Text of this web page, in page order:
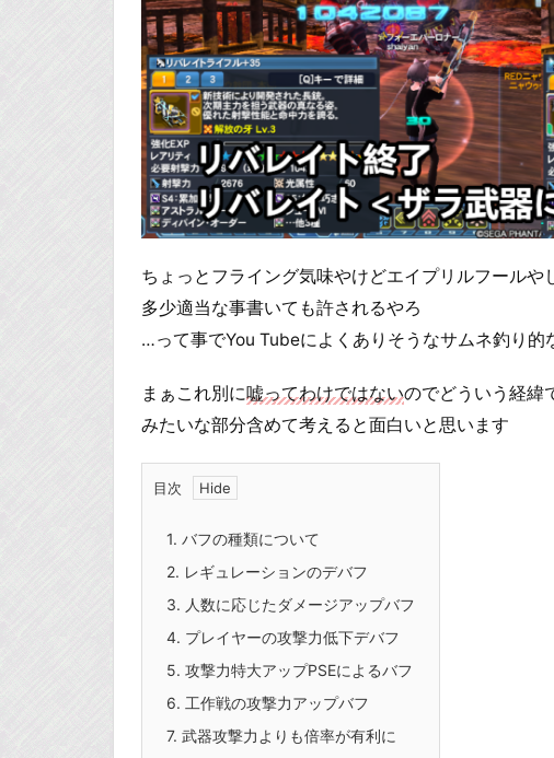
ちょっとフライング気味やけどエイプリルフールや
多少適当な事書いても許されるやろ
…って事でYou Tubeによくありそうなサムネ釣り的
まぁこれ別に嘘ってわけではないのでどういう経緯
みたいな部分含めて考えると面白いと思います
目次
1. バフの種類について
2. レギュレーションのデバフ
3. 人数に応じたダメージアップバフ
4. プレイヤーの攻撃力低下デバフ
5. 攻撃力特大アップPSEによるバフ
6. 工作戦の攻撃力アップバフ
7. 武器攻撃力よりも倍率が有利に